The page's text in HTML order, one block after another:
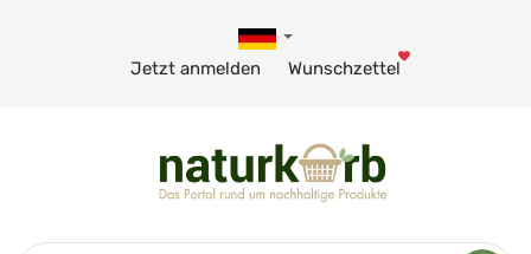
Jetzt anmelden Wunschzettel